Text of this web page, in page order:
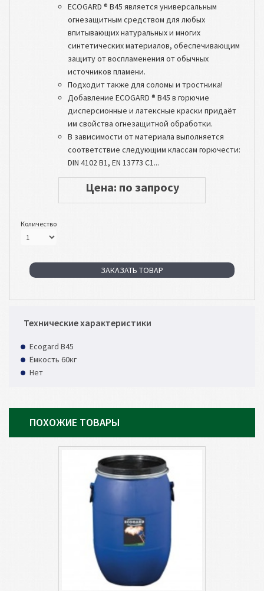
ECOGARD ® B45 является универсальным
огнезащитным средством для любых
впитывающих натуральных и многих
синтетических материалов, обеспечивающим
защиту от воспламенения от обычных
источников пламени.
Подходит также для соломы и тростника!
Добавление ECOGARD ® B45 в горючие
дисперсионные и латексные краски придаёт
им свойства огнезащитной обработки.
В зависимости от материала выполняется
соответствие следующим классам горючести:
DIN 4102 B1, EN 13773 C1...
Цена: по запросу
Количество
ЗАКАЗАТЬ ТОВАР
Технические характеристики
Ecogard B45
Ёмкость 60кг
Нет
ПОХОЖИЕ ТОВАРЫ